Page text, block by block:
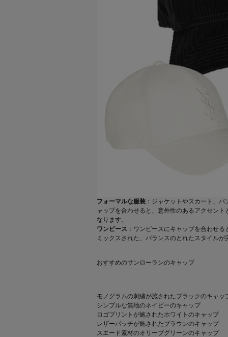
フォーマルな服装 ：ジャケットやスカート、
ャップを合わせると、意外性のあるアクセン
なります。
ワンピース ：ワンピースにキャップを合わせ
ミックスされた、バランスのとれたスタイルが
おすすめのサンローランのキャップ
モノグラムの刺繍が施されたブラックのキャッ
シンプルな無地のネイビーのキャップ
ロゴプリントが施されたホワイトのキャップ
レザーパッチが施されたブラウンのキャップ
スエード素材のオリーブグリーンのキャップ